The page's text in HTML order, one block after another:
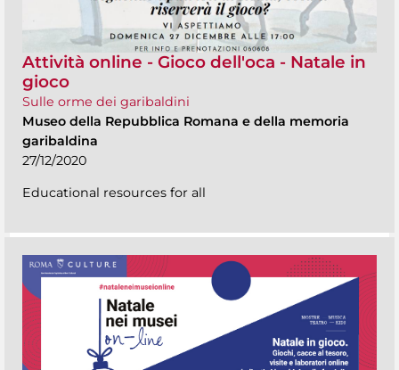
Attività online - Gioco dell'oca - Natale in
gioco
Sulle orme dei garibaldini
Museo della Repubblica Romana e della memoria
garibaldina
27/12/2020
Educational resources for all